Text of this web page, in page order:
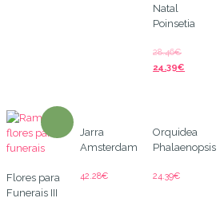
Natal
Poinsetia
28.46€
24.39€
Flores para
Funerais III
Jarra
Amsterdam
42.28€
Orquidea
Phalaenopsis
24.39€